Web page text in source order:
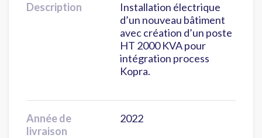
Description
Installation électrique
d’un nouveau bâtiment
avec création d’un poste
HT 2000 KVA pour
intégration process
Kopra.
Année de
livraison
2022